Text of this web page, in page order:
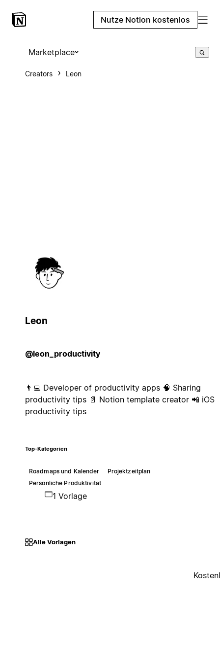
Nutze Notion kostenlos
Marketplace
Creators Leon
Leon
@leon_productivity
👨‍💻 Developer of productivity apps 🧠 Sharing
productivity tips 📄 Notion template creator 📲 iOS
productivity tips
Top-Kategorien
Roadmaps und Kalender
Projektzeitplan
Persönliche Produktivität
1 Vorlage
Alle Vorlagen